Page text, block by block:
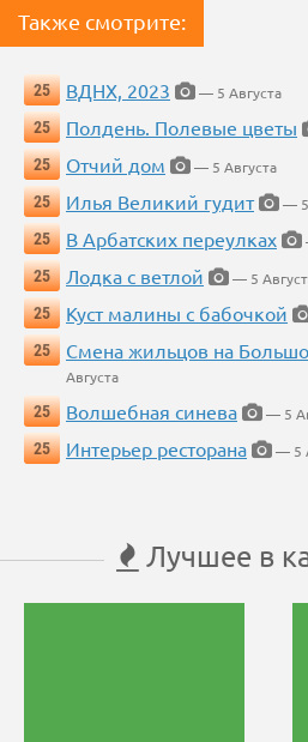
Также смотрите:
25 ВДНХ, 2023
— 5 Августа
25
Полдень. Полевые цветы
25
Отчий дом
— 5 Августа
25
Илья Великий гудит
— 5
25
В Арбатских переулках
25
Лодка с ветлой
— 5
25
Куст малины с бабочкой
25
Смена жильцов на
Августа
25
Волшебная синева
— 5
25
Интерьер ресторана — 5
Лучшее в